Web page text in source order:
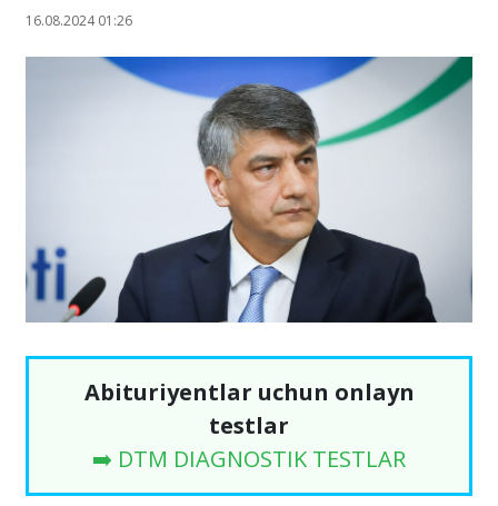
16.08.2024 01:26
Abituriyentlar uchun onlayn
testlar
➡️ DTM DIAGNOSTIK TESTLAR